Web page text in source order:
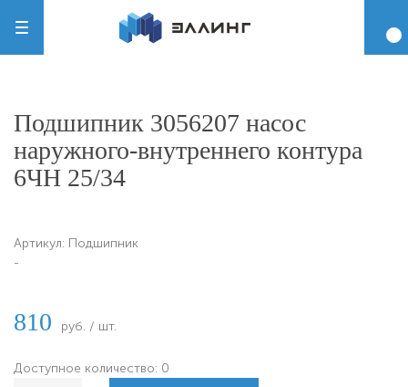
Подшипник 3056207 насос
наружного-внутреннего контура
6ЧН 25/34
Артикул: Подшипник
-
810 руб. / шт.
Доступное количество: 0